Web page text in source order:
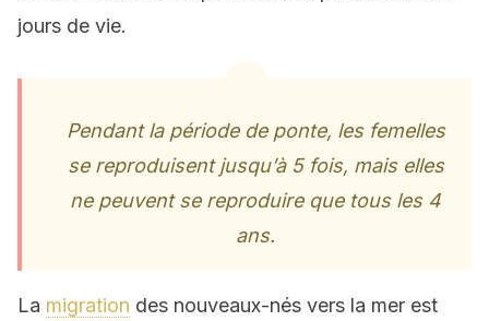
jours de vie.
Pendant la période de ponte, les femelles
se reproduisent jusqu’à 5 fois, mais elles
ne peuvent se reproduire que tous les 4
ans.
La migration des nouveaux-nés vers la mer est